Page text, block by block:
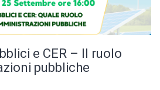
e CER – Il ruolo
pubbliche